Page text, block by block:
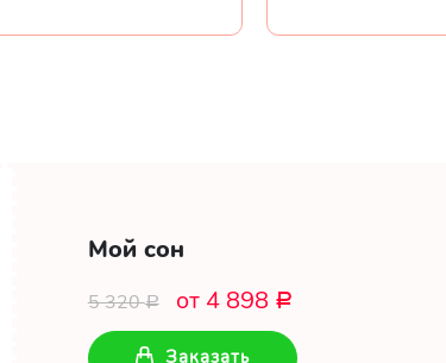
Мой сон
5 320Р от 4 898 Р
Заказать